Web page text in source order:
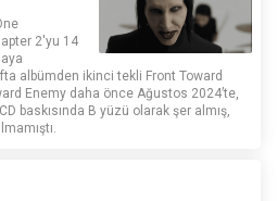
2'yu 14
albümden ikinci tekli Front Toward
Enemy daha önce Ağustos 2024’te,
baskısında B yüzü olarak şer almış,